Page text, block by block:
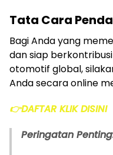
Tata Cara
Bagi Anda yang
dan siap
otomotif global,
Anda secara online
👉DAFTAR KLIK DISINI
Peringatan